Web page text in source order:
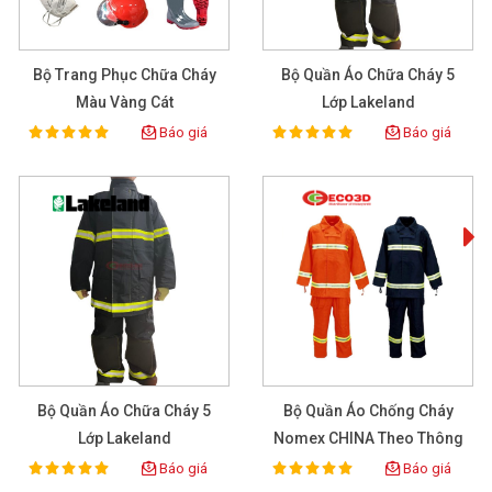
3.5. Dễ vệ sinh và bảo dưỡng
Bề mặt mũ trơn nhẵn, dễ lau chùi. Các bộ phận như kính chắn,
đệm lót, dây đeo có thể tháo rời để vệ sinh và thay thế khi
cần.
Bộ Trang Phục Chữa Cháy
Màu Vàng Cát
Rating:
100% Báo giá
Bộ Quần Áo Chữa Cháy 5
Lớp Lakeland
Rating:
100% Báo giá
Bộ Quần Áo Chữa Cháy 5
Lớp Lakeland
Rating:
100% Báo giá
Bộ Quần Áo Chống Cháy
Nomex CHINA Theo Thông
Tư 56
Rating:
100% Báo giá